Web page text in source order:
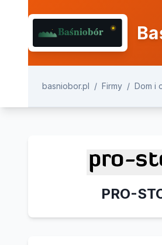
basniobor.pl / Firmy / Dom i
PRO-